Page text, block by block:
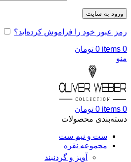
ورود به سایت
رمز عبور خود را فراموش کرده‌اید؟
0
items
0 تومان
منو
0
items
0 تومان
دسته‌بندی محصولات
ست و نیم ست
مجموعه نقره
آویز و گردنبند